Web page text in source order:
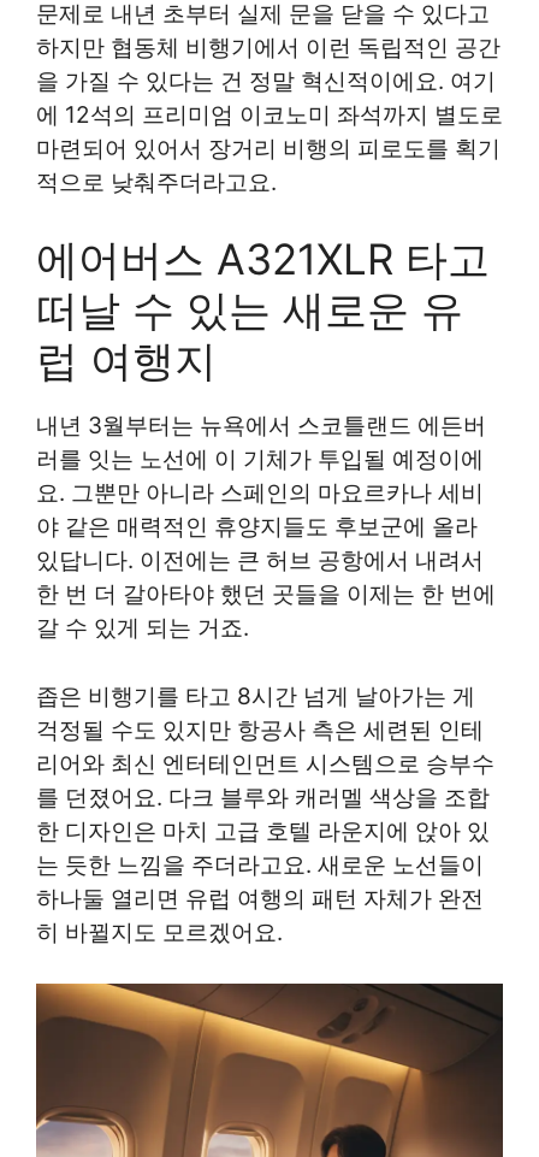
문제로 내년 초부터 실제 문을 닫을 수 있다고
하지만 협동체 비행기에서 이런 독립적인 공간
을 가질 수 있다는 건 정말 혁신적이에요. 여기
에 12석의 프리미엄 이코노미 좌석까지 별도로
마련되어 있어서 장거리 비행의 피로도를 획기
적으로 낮춰주더라고요.
에어버스 A321XLR 타고
떠날 수 있는 새로운 유
럽 여행지
내년 3월부터는 뉴욕에서 스코틀랜드 에든버
러를 잇는 노선에 이 기체가 투입될 예정이에
요. 그뿐만 아니라 스페인의 마요르카나 세비
야 같은 매력적인 휴양지들도 후보군에 올라
있답니다. 이전에는 큰 허브 공항에서 내려서
한 번 더 갈아타야 했던 곳들을 이제는 한 번에
갈 수 있게 되는 거죠.
좁은 비행기를 타고 8시간 넘게 날아가는 게
걱정될 수도 있지만 항공사 측은 세련된 인테
리어와 최신 엔터테인먼트 시스템으로 승부수
를 던졌어요. 다크 블루와 캐러멜 색상을 조합
한 디자인은 마치 고급 호텔 라운지에 앉아 있
는 듯한 느낌을 주더라고요. 새로운 노선들이
하나둘 열리면 유럽 여행의 패턴 자체가 완전
히 바뀔지도 모르겠어요.